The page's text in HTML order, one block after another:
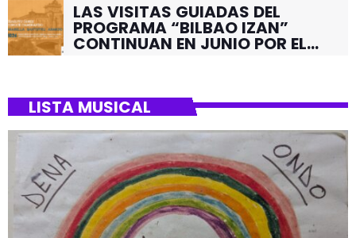
LAS VISITAS GUIADAS DEL
PROGRAMA “BILBAO IZAN”
CONTINUAN EN JUNIO POR EL
LISTA MUSICAL